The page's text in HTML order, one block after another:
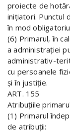
proiecte de
iniţiatori. Punctul
în mod
(6) Primarul, în
a administraţiei
administrativ-
cu persoanele
şi în justiţie.
ART. 155
Atribuţiile
(1) Primarul
de atribuţii: